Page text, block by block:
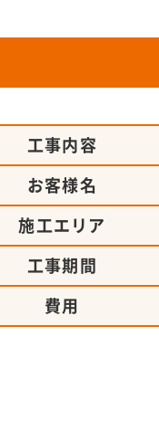
工事内容
お客様名
施工エリア
工事期間
費用